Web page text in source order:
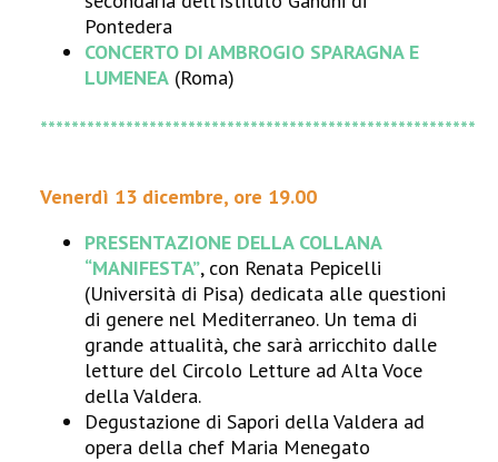
Pontedera
CONCERTO DI AMBROGIO SPARAGNA E
LUMENEA (Roma)
********************************************************
Venerdì 13 dicembre, ore 19.00
PRESENTAZIONE DELLA COLLANA
“MANIFESTA”, con Renata Pepicelli
(Università di Pisa) dedicata alle questioni
di genere nel Mediterraneo. Un tema di
grande attualità, che sarà arricchito dalle
letture del Circolo Letture ad Alta Voce
della Valdera.
Degustazione di Sapori della Valdera ad
opera della chef Maria Menegato